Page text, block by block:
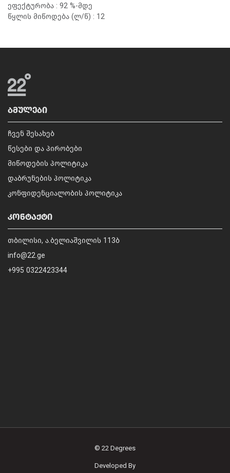
ეფექტურობა : 92 %-მდე
წყლის მიწოდება (ლ/წ) : 12
ᲑᲛᲣᲚᲔᲑᲘ
ჩვენ შესახებ
წესები და პირობები
მიწოდების პოლიტიკა
დაბრუნების პოლიტიკა
კონფიდენციალობის პოლიტიკა
ᲙᲝᲜᲢᲐᲥᲢᲘ
თბილისი, ა.ბელიაშვილის 113ბ
info@22.ge
+995 0322423344
© 22 Degrees
Developed By